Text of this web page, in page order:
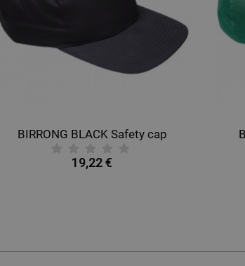
BIRRONG BLACK Safety cap
19,22 €